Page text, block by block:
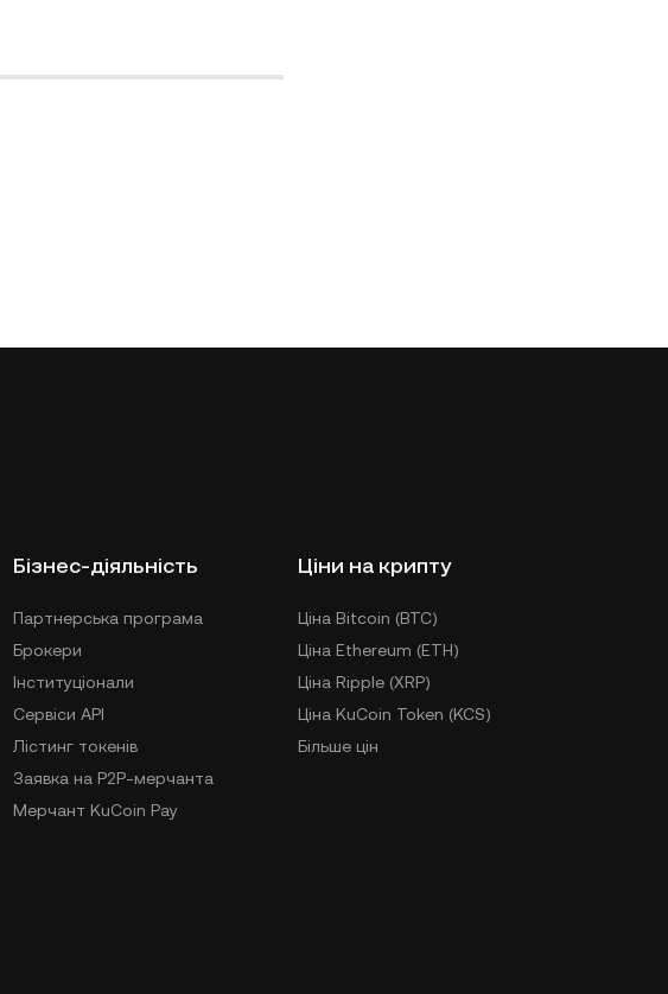
Бізнес-діяльність
Партнерська програма
Брокери
Інституціонали
Сервіси API
Лістинг токенів
Заявка на P2P-мерчанта
Мерчант KuCoin Pay
Ціни на крипту
Ціна Bitcoin (BTC)
Ціна Ethereum (ETH)
Ціна Ripple (XRP)
Ціна KuCoin Token (KCS)
Більше цін